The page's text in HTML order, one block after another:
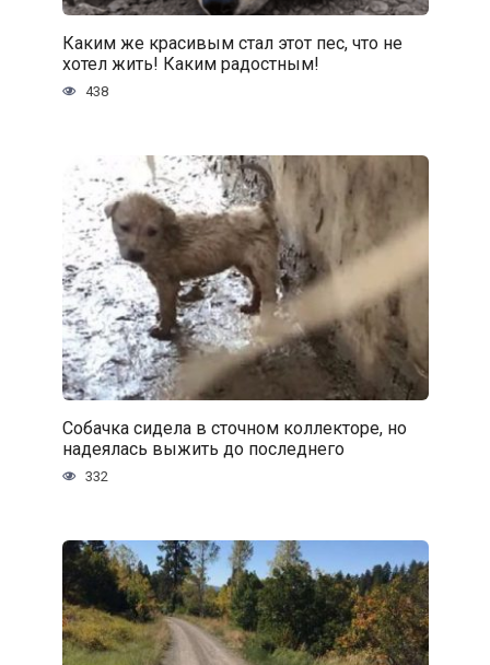
Каким же красивым стал этот пес, что не
хотел жить! Каким радостным!
438
Собачка сидела в сточном коллекторе, но
надеялась выжить до последнего
332